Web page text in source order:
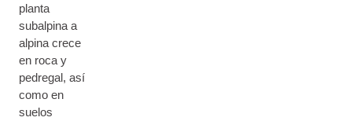
planta
subalpina a
alpina crece
en roca y
pedregal, así
como en
suelos